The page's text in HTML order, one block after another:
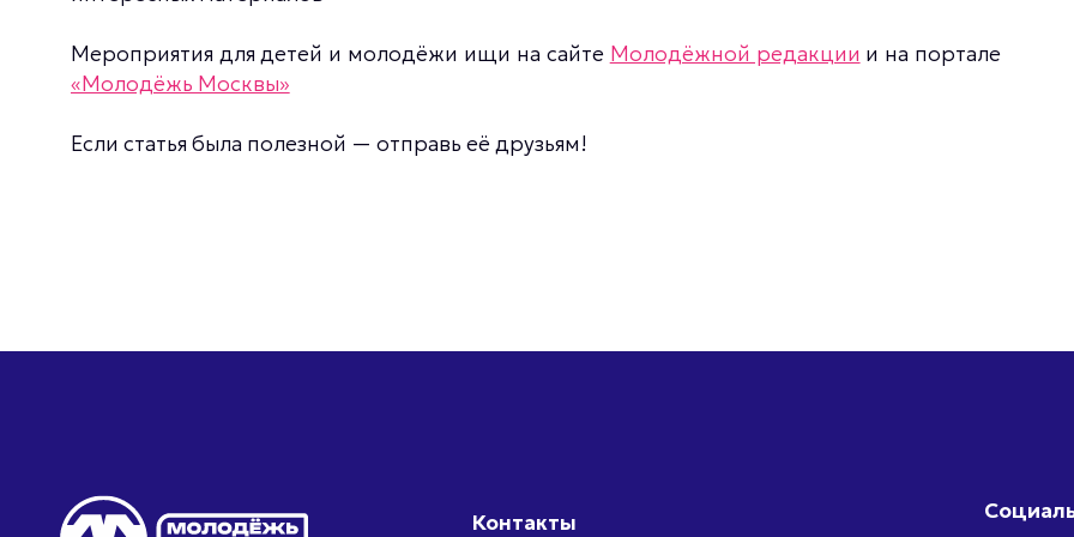
Мероприятия для детей и молодёжи ищи на сайте Молодёжной редакции и на портале
«Молодёжь Москвы»
Если статья была полезной — отправь её друзьям!
Контакты